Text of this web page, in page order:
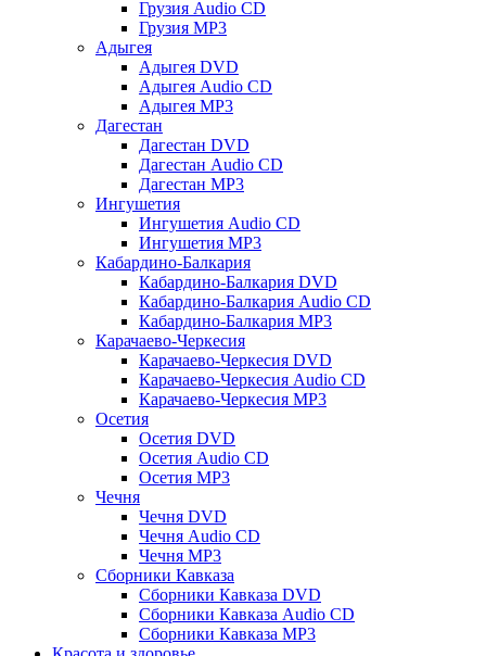
Грузия Audio CD
Грузия MP3
Адыгея
Адыгея DVD
Адыгея Audio CD
Адыгея MP3
Дагестан
Дагестан DVD
Дагестан Audio CD
Дагестан MP3
Ингушетия
Ингушетия Audio CD
Ингушетия MP3
Кабардино-Балкария
Кабардино-Балкария DVD
Кабардино-Балкария Audio CD
Кабардино-Балкария MP3
Карачаево-Черкесия
Карачаево-Черкесия DVD
Карачаево-Черкесия Audio CD
Карачаево-Черкесия MP3
Осетия
Осетия DVD
Осетия Audio CD
Осетия MP3
Чечня
Чечня DVD
Чечня Audio CD
Чечня MP3
Сборники Кавказа
Сборники Кавказа DVD
Сборники Кавказа Audio CD
Сборники Кавказа MP3